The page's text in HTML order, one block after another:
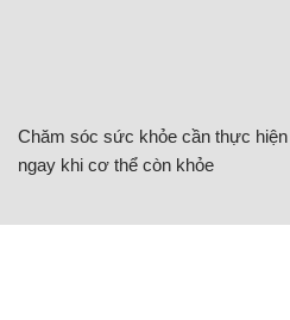
Chăm sóc sức khỏe cần thực hiện
ngay khi cơ thể còn khỏe